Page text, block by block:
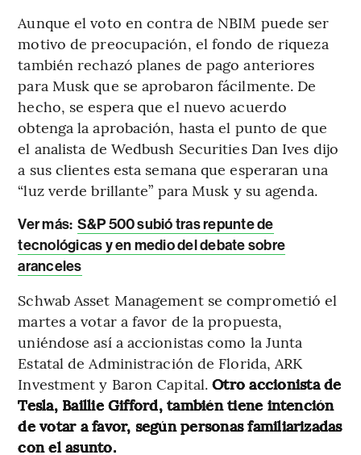
Aunque el voto en contra de NBIM puede ser
motivo de preocupación, el fondo de riqueza
también rechazó planes de pago anteriores
para Musk que se aprobaron fácilmente. De
hecho, se espera que el nuevo acuerdo
obtenga la aprobación, hasta el punto de que
el analista de Wedbush Securities Dan Ives dijo
a sus clientes esta semana que esperaran una
“luz verde brillante” para Musk y su agenda.
Ver más: S&P 500 subió tras repunte de
tecnológicas y en medio del debate sobre
aranceles
Schwab Asset Management se comprometió el
martes a votar a favor de la propuesta,
uniéndose así a accionistas como la Junta
Estatal de Administración de Florida, ARK
Investment y Baron Capital.Otro accionista de
Tesla, Baillie Gifford, también tiene intención
de votar a favor, según personas familiarizadas
con el asunto.